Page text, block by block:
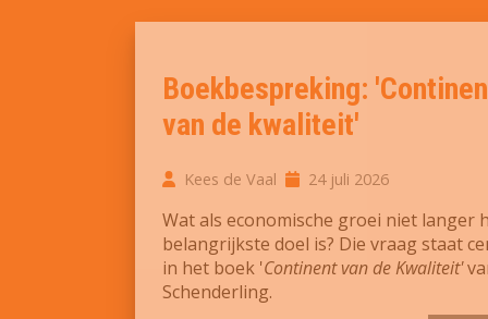
Boekbespreking:
van de kwaliteit'
Kees de Vaal 24 juli 2026
Wat als economische groei niet langer
belangrijkste doel is? Die vraag staat
in het boek 'Continent van de Kwaliteit'
Schenderling.